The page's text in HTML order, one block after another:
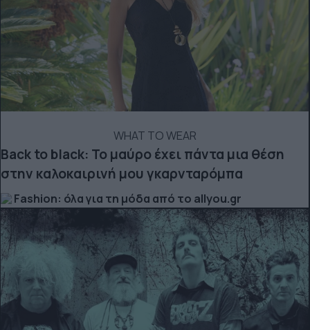
WHAT TO WEAR
Back to black: Το μαύρο έχει πάντα μια θέση
στην καλοκαιρινή μου γκαρνταρόμπα
Fashion: όλα για τη μόδα από το allyou.gr